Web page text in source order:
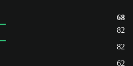
68
82
82
62